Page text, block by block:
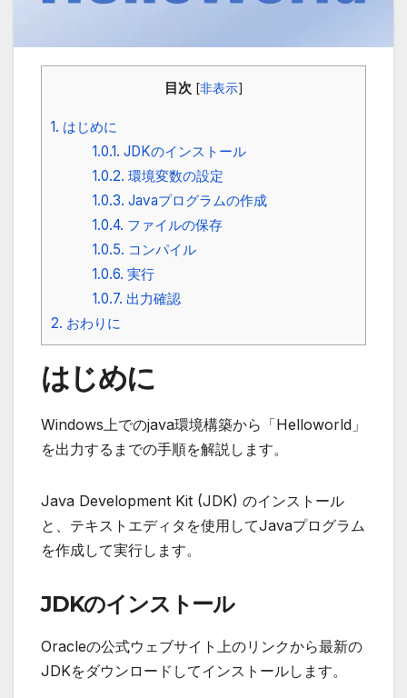
目次 [非表示]
1. はじめに
1.0.1. JDKのインストール
1.0.2. 環境変数の設定
1.0.3. Javaプログラムの作成
1.0.4. ファイルの保存
1.0.5. コンパイル
1.0.6. 実行
1.0.7. 出力確認
2. おわりに
はじめに
Windows上でのjava環境構築から「Helloworld」
を出力するまでの手順を解説します。
Java Development Kit (JDK) のインストール
と、テキストエディタを使用してJavaプログラム
を作成して実行します。
JDKのインストール
Oracleの公式ウェブサイト上のリンクから最新の
JDKをダウンロードしてインストールします。